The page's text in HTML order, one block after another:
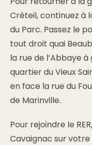
Créteil, continuez à
du Parc. Passez le
tout droit quai
la rue de l’Abbaye
quartier du Vieux
en face la rue du
de Marinville.
Pour rejoindre le
Cavaignac sur votre